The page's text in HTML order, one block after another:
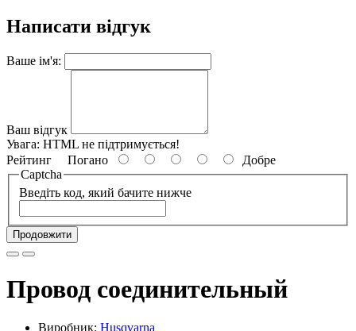
Написати відгук
Ваше ім'я:
Ваш відгук
Увага: HTML не підтримується!
Рейтинг Погано
Добре
Captcha
Введіть код, який бачите нижче
Продовжити
Провод соединительный
Виробник: Husqvarna